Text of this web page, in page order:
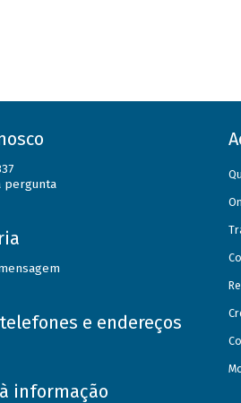
pergunta
e endereços
informação